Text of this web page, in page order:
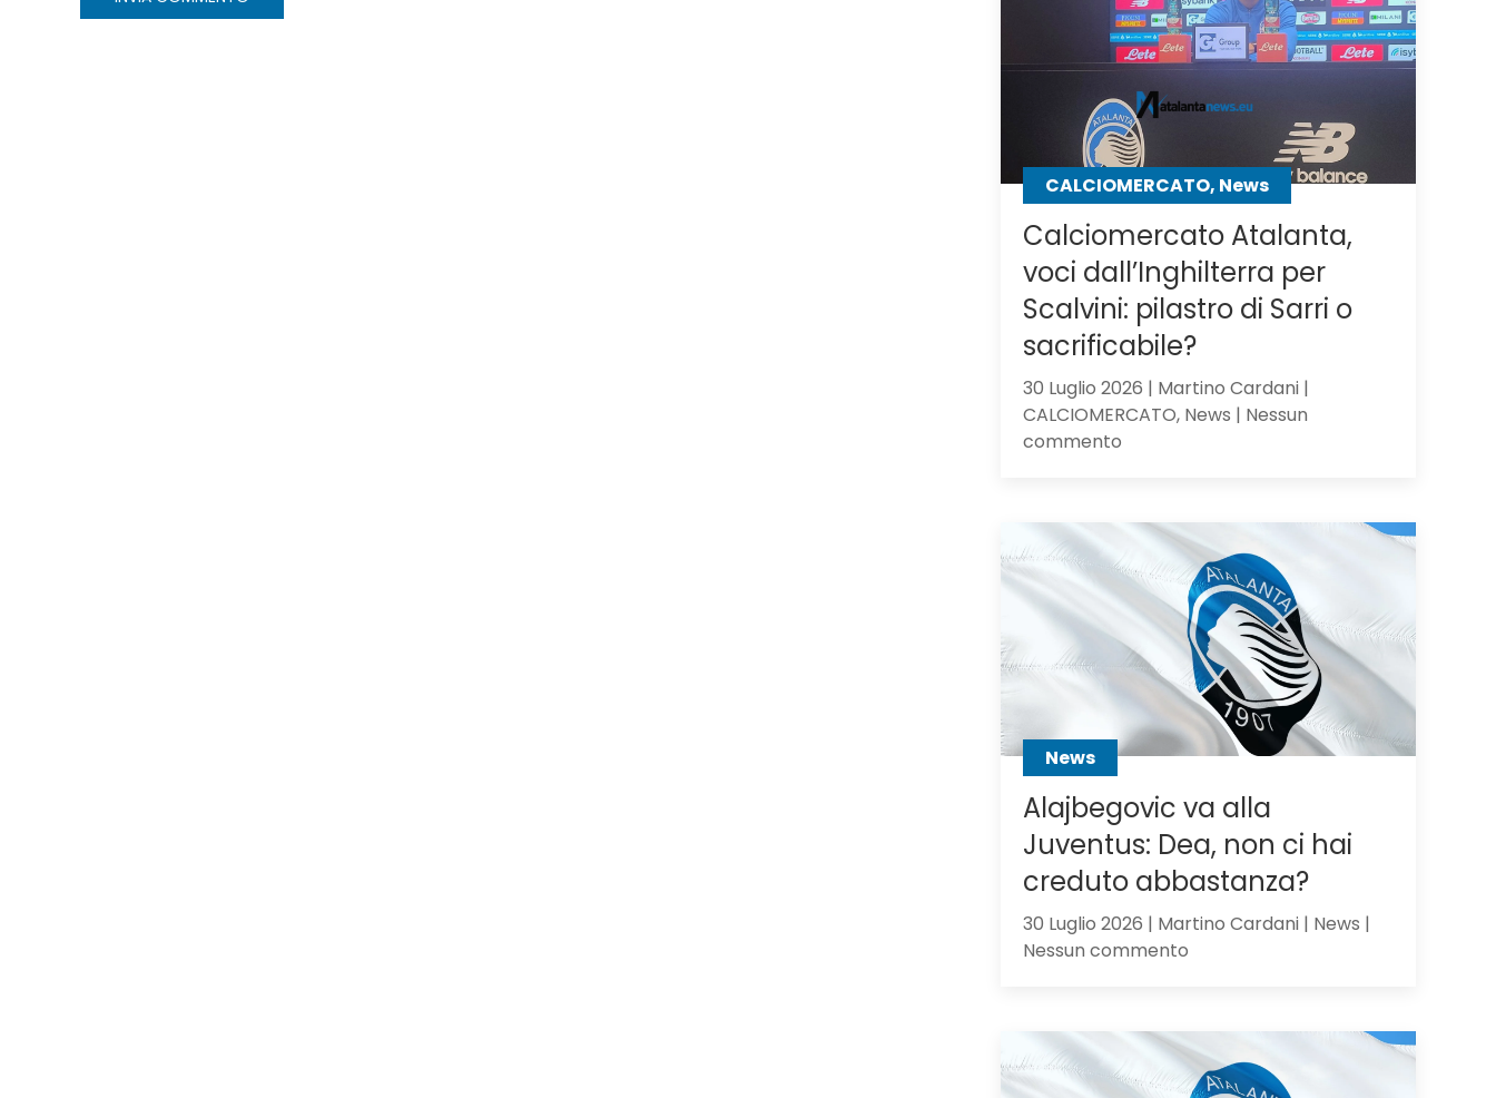
Samardzic,
offre
CALCIOMERCATO, News
Calciomercato Atalanta,
voci dall’Inghilterra per
Scalvini: pilastro di Sarri o
sacrificabile?
30 Luglio 2026 | Martino Cardani |
CALCIOMERCATO, News | Nessun
commentosu
voci
dall’Inghilterra
per
Scalvini:
pilastro
di
Sarri
o
sacrificabile?
News
Alajbegovic va alla
Juventus: Dea, non ci hai
creduto abbastanza?
30 Luglio 2026 | Martino Cardani | News |
Nessun commentosu
alla
Juventus:
Dea,